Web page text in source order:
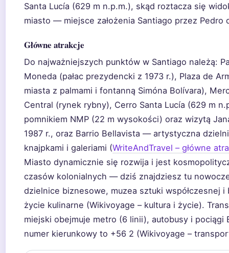
Santa Lucía (629 m n.p.m.), skąd roztacza się
miasto — miejsce założenia Santiago przez Pedro
Główne atrakcje
Do najważniejszych punktów w Santiago należą:
Moneda (pałac prezydencki z 1973 r.), Plaza de
miasta z palmami i fontanną Simóna Bolívara),
Central (rynek rybny), Cerro Santa Lucía (629 m
pomnikiem NMP (22 m wysokości) oraz wizytą
1987 r., oraz Barrio Bellavista — artystyczna
knajpkami i galeriami (WriteAndTravel – główne
Miasto dynamicznie się rozwija i jest
czasów kolonialnych — dziś znajdziesz tu
dzielnice biznesowe, muzea sztuki współczesnej i
życie kulinarne (Wikivoyage – kultura i życie).
miejski obejmuje metro (6 linii), autobusy i pociągi
numer kierunkowy to +56 2 (Wikivoyage –